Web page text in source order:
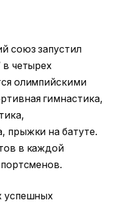
союз запустил
в четырех
олимпийскими
гимнастика,
прыжки на батуте.
в каждой
успешных